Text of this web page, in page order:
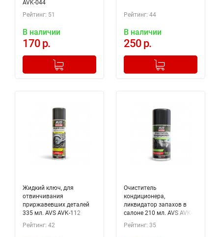
AVK-044
Рейтинг: 51
В наличии
170 р.
+
Добавлено в корзину
Рейтинг: 44
В наличии
250 р.
+
Добавлено в корзину
Жидкий ключ, для
отвинчивания
приржавевших деталей
335 мл. AVS AVK-112
Рейтинг: 42
Очиститель
кондиционера,
ликвидатор запахов в
салоне 210 мл. AVS AVK-
034
Рейтинг: 35